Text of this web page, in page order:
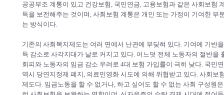
공공부조 계통이 있고 건강보험, 국민연금, 고용보험과 같은 사회보험
득을 보전해주는 것이며, 사회보험 계통은 개인 또는 가정이 기여한
는 방식이다.
기존의 사회복지제도는 여러 면에서 난관에 부딪혀 있다. 기여에 기반
득 감소로 사각지대가 날로 커지고 있다. 어느덧 전체 노동자의 절반
회피와 노동자의 임금 감소 우려로 4대 보험 가입률이 극히 낮다. 국민
역시 당연지정제 폐지, 의료민영화 시도에 의해 위협받고 있다. 사회
제도다. 임금노동을 할 수 없거나, 하고 싶어도 할 수 없는 사회 구성원